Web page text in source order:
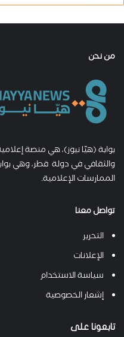
من نحن
بوابة (هيّا نيوز)، هي منصة
والثقافي في دولة قطر، وهي
الممارسات الإعلامية.
تواصل معنا
التحرير
الإعلانات
سياسة الاستخدام
إشعار الخصوصية
تابعونا على